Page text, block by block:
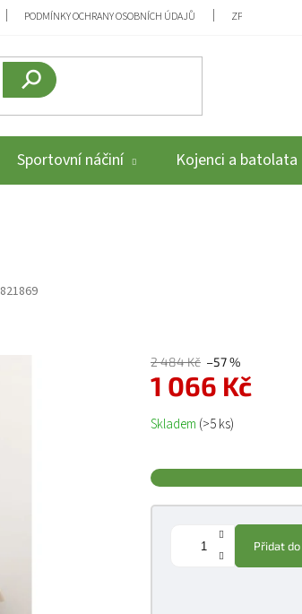
PODMÍNKY OCHRANY OSOBNÍCH ÚDAJŮ ZPĚTNÝ
Sportovní náčiní Kojenci a batolata
821869
2 484 Kč –57 %
1 066 Kč
Měrná cena:
Skladem (>5 ks)
Přidat